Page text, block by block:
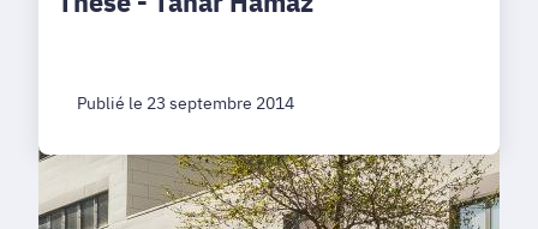
Publié le 23 septembre 2014